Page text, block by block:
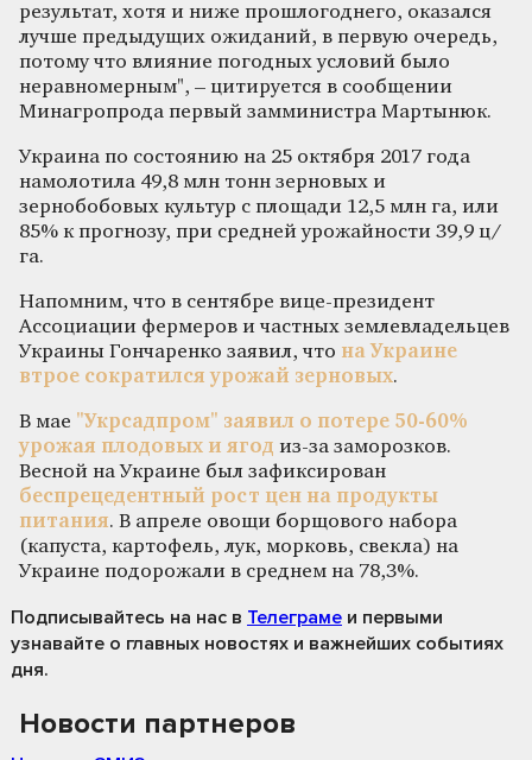
результат, хотя и ниже прошлогоднего, оказался
лучше предыдущих ожиданий, в первую очередь,
потому что влияние погодных условий было
неравномерным", – цитируется в сообщении
Минагропрода первый замминистра Мартынюк.
Украина по состоянию на 25 октября 2017 года
намолотила 49,8 млн тонн зерновых и
зернобобовых культур с площади 12,5 млн га, или
85% к прогнозу, при средней урожайности 39,9 ц/
га.
Напомним, что в сентябре вице-президент
Ассоциации фермеров и частных землевладельцев
Украины Гончаренко заявил, что на Украине
втрое сократился урожай зерновых.
В мае "Укрсадпром" заявил о потере 50-60%
урожая плодовых и ягод из-за заморозков.
Весной на Украине был зафиксирован
беспрецедентный рост цен на продукты
питания. В апреле овощи борщового набора
(капуста, картофель, лук, морковь, свекла) на
Украине подорожали в среднем на 78,3%.
Подписывайтесь на нас в Телеграме и первыми
узнавайте о главных новостях и важнейших событиях
дня.
Новости партнеров